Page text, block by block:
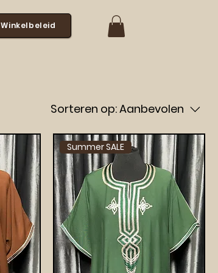
Winkelbeleid
Sorteren op:Aanbevolen
Summer SALE